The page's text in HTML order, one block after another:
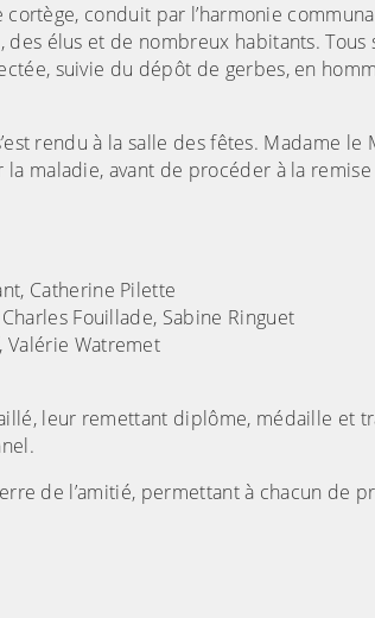
conduit par l’harmonie
élus et de nombreux habitants.
suivie du dépôt de gerbes, en
rendu à la salle des fêtes. Madame le
maladie, avant de procéder à la
Catherine Pilette
Charles Fouillade, Sabine Ringuet
Valérie Watremet
leur remettant diplôme, médaille et
de l’amitié, permettant à chacun de